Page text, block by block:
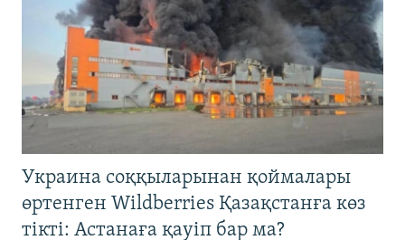
Украина соққыларынан қоймалары
өртенген Wildberries Қазақстанға көз
тікті: Астанаға қауіп бар ма?